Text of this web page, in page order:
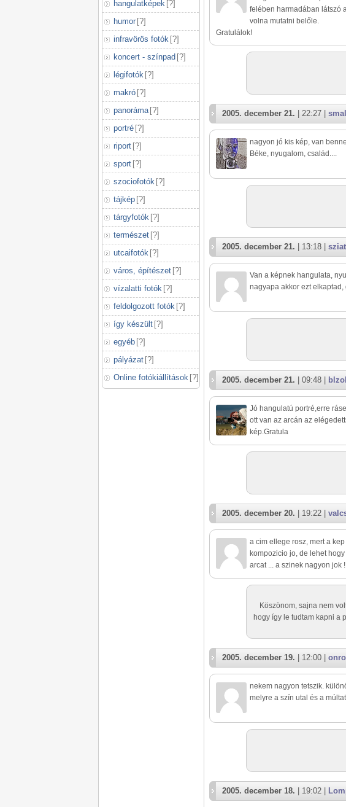
hangulatképek [?]
humor [?]
infravörös fotók [?]
koncert - színpad [?]
légifotók [?]
makró [?]
panoráma [?]
portré [?]
riport [?]
sport [?]
szociofotók [?]
tájkép [?]
tárgyfotók [?]
természet [?]
utcaifotók [?]
város, építészet [?]
vízalatti fotók [?]
feldolgozott fotók [?]
így készült [?]
egyéb [?]
pályázat [?]
Online fotókiállítások [?]
felében harmadában látszó
volna mutatni belőle.
Gratulálok!
2005. december 21. | 22:27 |
nagyon jó kis kép, van
Béke, nyugalom, család....
2005. december 21. | 13:18 |
Van a képnek hangulata,
nagyapa akkor ezt elkaptad,
2005. december 21. | 09:48 |
Jó hangulatú portré,erre
ott van az arcán az
kép.Gratula
2005. december 20. | 19:22 |
a cim ellege rosz, mert a
kompozicio jo, de lehet
arcat ... a szinek nagyon jok
Köszönom, sajna nem
hogy így le tudtam kapni a
2005. december 19. | 12:00 |
nekem nagyon tetszik.
melyre a szín utal és a
2005. december 18. | 19:02 |